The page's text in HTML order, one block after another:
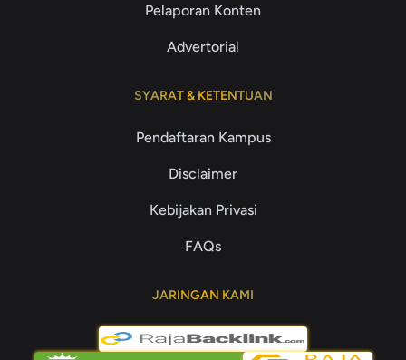
Pelaporan Konten
Advertorial
SYARAT & KETENTUAN
Pendaftaran Kampus
Disclaimer
Kebijakan Privasi
FAQs
JARINGAN KAMI